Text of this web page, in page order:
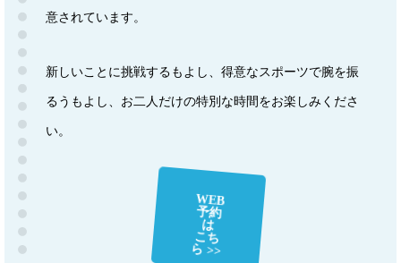
意されています。
新しいことに挑戦するもよし、得意なスポーツで腕を振
るうもよし、お二人だけの特別な時間をお楽しみくださ
い。
WEB
予約
は
こち
ら >>